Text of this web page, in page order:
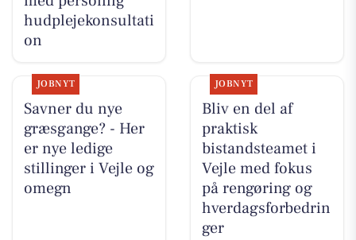
hudplejekonsultati
on
JOBNYT
Savner du nye
græsgange? - Her
er nye ledige
stillinger i Vejle og
omegn
JOBNYT
Bliv en del af
praktisk
bistandsteamet i
Vejle med fokus
på rengøring og
hverdagsforbedrin
ger